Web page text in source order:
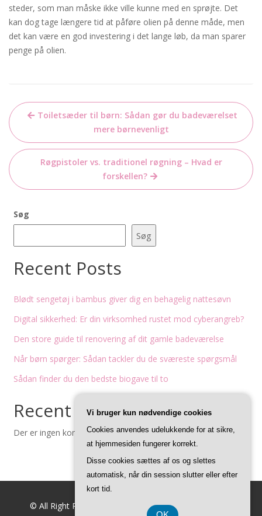
steder, som man måske ikke ville kunne med en sprøjte. Det
kan dog tage længere tid at påføre olien på denne måde, men
det kan være en god investering i det lange løb, da man sparer
penge på olien.
Indlægsnavigation
Toiletsæder til børn: Sådan gør du badeværelset
mere børnevenligt
Røgpistoler vs. traditionel røgning – Hvad er
forskellen?
Søg
Søg
Recent Posts
Blødt sengetøj i bambus giver dig en behagelig nattesøvn
Digital sikkerhed: Er din virksomhed rustet mod cyberangreb?
Den store guide til renovering af dit gamle badeværelse
Når børn spørger: Sådan tackler du de sværeste spørgsmål
Sådan finder du den bedste biogave til to
Recent Comments
Der er ingen kommentarer at vise.
© All Right Reserved Feminine Style by
Vi bruger kun nødvendige cookies
Cookies anvendes udelukkende for at sikre,
at hjemmesiden fungerer korrekt.
Disse cookies sættes af os og slettes
automatisk, når din session slutter eller efter
kort tid.